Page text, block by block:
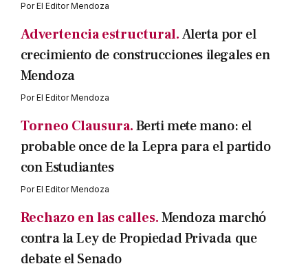
PorEl Editor Mendoza
Advertencia estructural.Alerta por el
crecimiento de construcciones ilegales en
Mendoza
PorEl Editor Mendoza
Torneo Clausura.Berti mete mano: el
probable once de la Lepra para el partido
con Estudiantes
PorEl Editor Mendoza
Rechazo en las calles.Mendoza marchó
contra la Ley de Propiedad Privada que
debate el Senado